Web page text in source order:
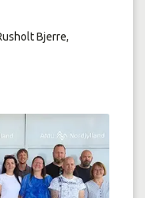
Bjerre,